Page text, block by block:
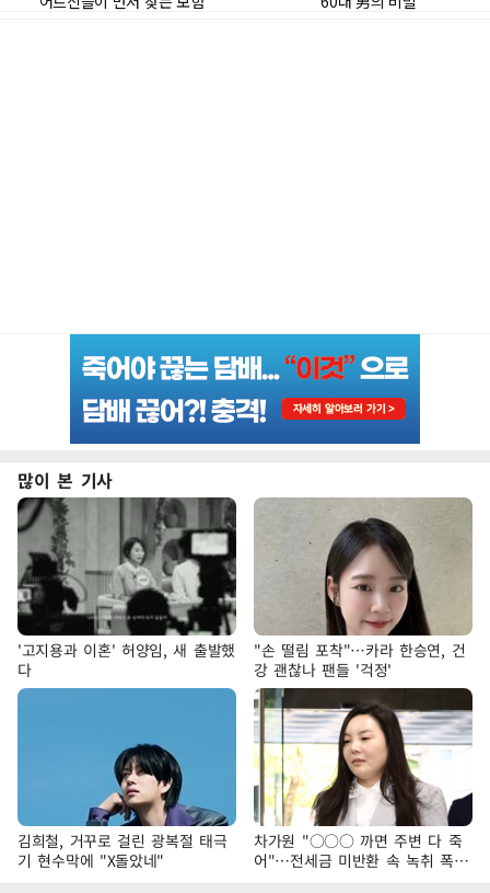
많이 본 기사
'고지용과 이혼' 허양임, 새 출발했
다
"손 떨림 포착"…카라 한승연, 건
강 괜찮나 팬들 '걱정'
김희철, 거꾸로 걸린 광복절 태극
기 현수막에 "X돌았네"
차가원 "○○○ 까면 주변 다 죽
어"…전세금 미반환 속 녹취 폭로
파장